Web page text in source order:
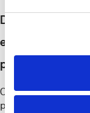
Decorar la
entrada con un
porche
Otra idea que no
puedes dejar pasar